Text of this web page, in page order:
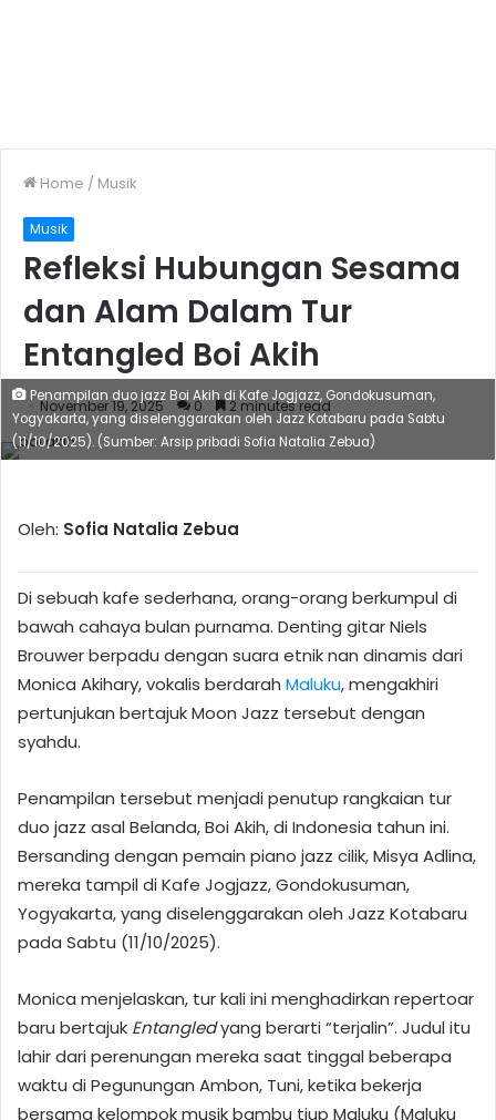
Home / Musik
Musik
Refleksi Hubungan Sesama
dan Alam Dalam Tur
Entangled Boi Akih
November 19, 2025 0 2 minutes read
Penampilan duo jazz Boi Akih di Kafe Jogjazz, Gondokusuman,
Yogyakarta, yang diselenggarakan oleh Jazz Kotabaru pada Sabtu
(11/10/2025). (Sumber: Arsip pribadi Sofia Natalia Zebua)
Oleh: Sofia Natalia Zebua
Di sebuah kafe sederhana, orang-orang berkumpul di
bawah cahaya bulan purnama. Denting gitar Niels
Brouwer berpadu dengan suara etnik nan dinamis dari
Monica Akihary, vokalis berdarah Maluku, mengakhiri
pertunjukan bertajuk Moon Jazz tersebut dengan
syahdu.
Penampilan tersebut menjadi penutup rangkaian tur
duo jazz asal Belanda, Boi Akih, di Indonesia tahun ini.
Bersanding dengan pemain piano jazz cilik, Misya Adlina,
mereka tampil di Kafe Jogjazz, Gondokusuman,
Yogyakarta, yang diselenggarakan oleh Jazz Kotabaru
pada Sabtu (11/10/2025).
Monica menjelaskan, tur kali ini menghadirkan repertoar
baru bertajuk Entangledyang berarti “terjalin”. Judul itu
lahir dari perenungan mereka saat tinggal beberapa
waktu di Pegunungan Ambon, Tuni, ketika bekerja
bersama kelompok musik bambu tiup Maluku (Maluku